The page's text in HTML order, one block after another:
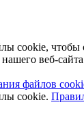
cookie, чтобы
веб-
файлов
cookie.